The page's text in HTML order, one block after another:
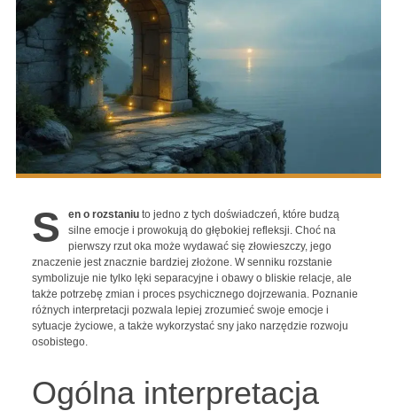
S en o rozstaniu to jedno z tych doświadczeń, które budzą
silne emocje i prowokują do głębokiej refleksji. Choć na
pierwszy rzut oka może wydawać się złowieszczy, jego
znaczenie jest znacznie bardziej złożone. W senniku rozstanie
symbolizuje nie tylko lęki separacyjne i obawy o bliskie relacje, ale
także potrzebę zmian i proces psychicznego dojrzewania. Poznanie
różnych interpretacji pozwala lepiej zrozumieć swoje emocje i
sytuacje życiowe, a także wykorzystać sny jako narzędzie rozwoju
osobistego.
Ogólna interpretacja